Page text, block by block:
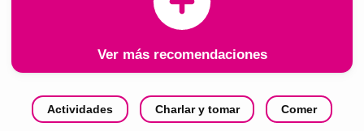
Ver más recomendaciones
Actividades Charlar y tomar Comer